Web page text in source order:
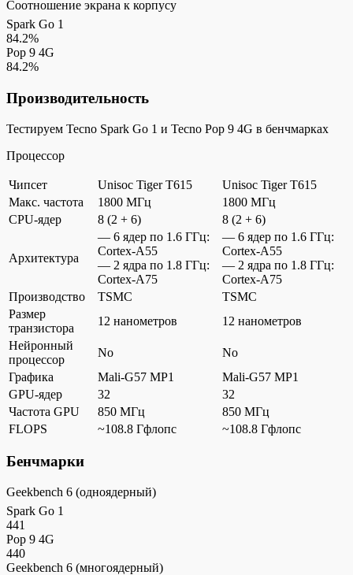
Соотношение экрана к корпусу
Spark Go 1
84.2%
Pop 9 4G
84.2%
Производительность
Тестируем Tecno Spark Go 1 и Tecno Pop 9 4G в бенчмарках
Процессор
Чипсет Unisoc Tiger T615
Unisoc Tiger T615
Макс. частота
1800 МГц
1800 МГц
CPU-ядер
8 (2 + 6) 8 (2 + 6)
Архитектура
— 6 ядер по 1.6 ГГц:
Cortex-A55
— 2 ядра по 1.8 ГГц:
Cortex-A75
— 6 ядер по 1.6 ГГц:
Cortex-A55
— 2 ядра по 1.8 ГГц:
Cortex-A75
Производство
TSMC
TSMC
Размер
транзистора
12 нанометров
12 нанометров
Нейронный
процессор
No
No
Графика
Mali-G57 MP1
Mali-G57 MP1
GPU-ядер
32
32
Частота GPU
850 МГц
850 МГц
FLOPS
~108.8 Гфлопс ~108.8 Гфлопс
Бенчмарки
Geekbench 6 (одноядерный)
Spark Go 1
441
Pop 9 4G
440
Geekbench 6 (многоядерный)